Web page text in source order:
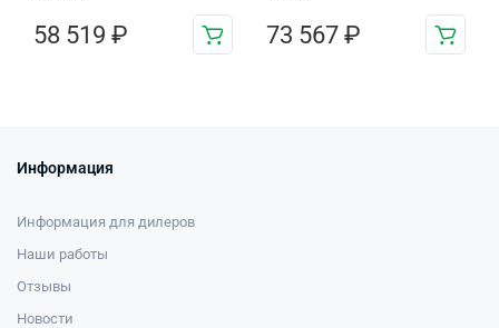
58 519 ₽ 73 567 ₽
Информация
Информация для дилеров
Наши работы
Отзывы
Новости